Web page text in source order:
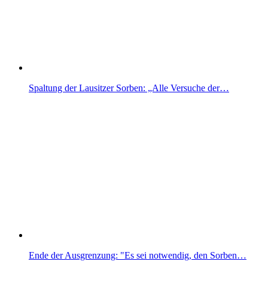
Spaltung der Lausitzer Sorben: „Alle Versuche der…
Ende der Ausgrenzung: "Es sei notwendig, den Sorben…